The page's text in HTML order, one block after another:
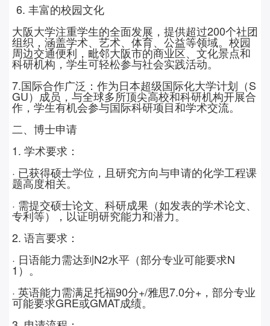
6. 丰富的校园文化
大阪大学注重学生的全面发展，提供超过200个社团
组织，涵盖学术、艺术、体育、公益等领域。校园
周边交通便利，毗邻大阪市的商业区、文化景点和
科研机构，学生可轻松参与社会实践活动。
7.国际合作广泛：作为日本超级国际化大学计划（S
GU）成员，与全球多所顶尖高校和科研机构开展合
作，学生有机会参与国际科研项目和学术交流。
二、博士申请
1. 学术要求：
· 已获得硕士学位，且研究方向与申请的化学工程课
题高度相关。
· 需提交硕士论文、科研成果（如发表的学术论文、
专利等），以证明研究能力和潜力。
2. 语言要求：
· 日语能力需达到N2水平（部分专业可能要求N
1）。
· 英语能力需满足托福90分+/雅思7.0分+ ，部分专业
可能要求GRE或GMAT成绩。